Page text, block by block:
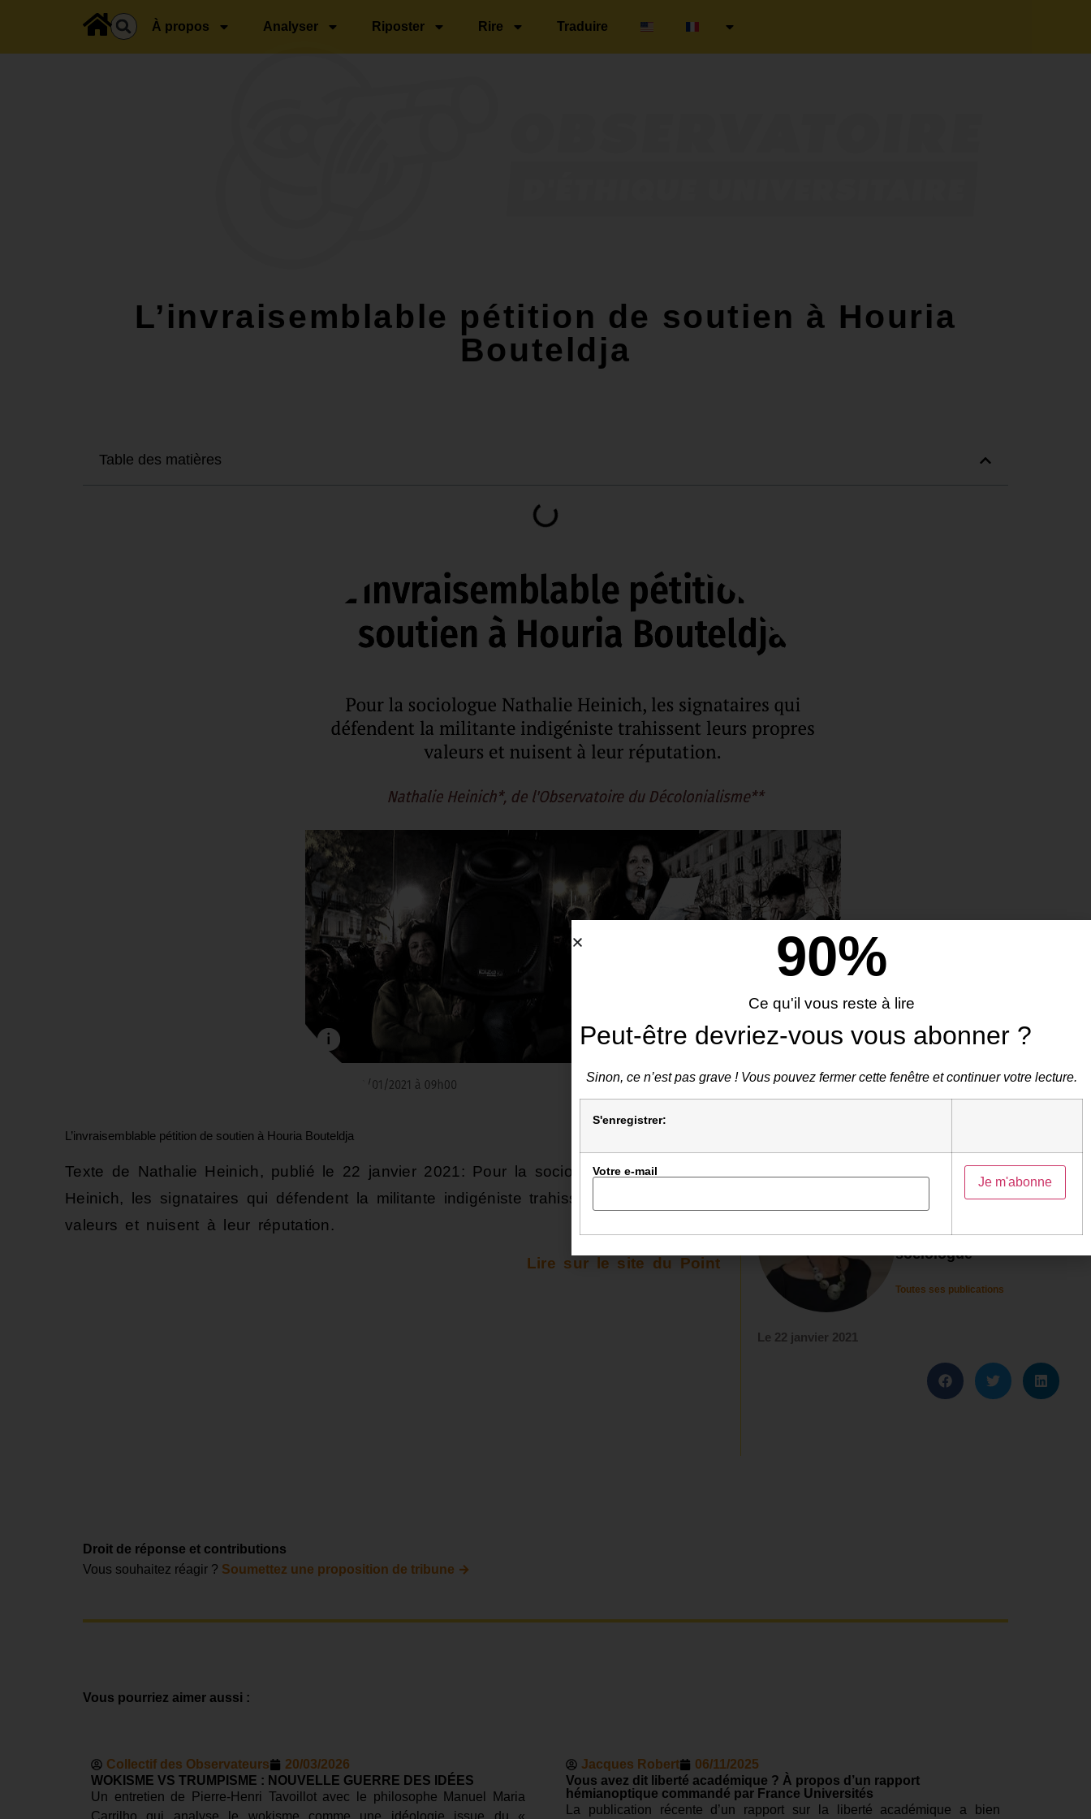
À propos Analyser Riposter Rire Traduire
L’invraisemblable pétition de soutien à Houria
Bouteldja
Table des matières
L’invraisemblable pétition de soutien à Houria Bouteldja
Texte de Nathalie Heinich, publié le 22 janvier 2021: Pour la sociologue Nathalie
Heinich, les signataires qui défendent la militante indigéniste trahissent leurs propres
valeurs et nuisent à leur réputation.
Lire sur le site du Point
Nathalie Heinich
Chercheuse,
sociologue
Toutes ses publications
Le 22 janvier 2021
Droit de réponse et contributions
Vous souhaitez réagir ? Soumettez une proposition de tribune →
Vous pourriez aimer aussi :
Collectif des Observateurs
20/03/2026
WOKISME VS TRUMPISME : NOUVELLE GUERRE DES IDÉES
Un entretien de Pierre-Henri Tavoillot avec le philosophe Manuel Maria
Jacques Robert
06/11/2025
Vous avez dit liberté académique ? À propos d’un rapport
hémianoptique commandé par France Universités
La publication récente d’un rapport sur la liberté académique a bien
Ce qu'il vous reste à lire
90%
Peut-être devriez-vous vous abonner ?
Sinon, ce n’est pas grave ! Vous pouvez fermer cette fenêtre et continuer votre lecture.
S'enregistrer:
Votre e-mail